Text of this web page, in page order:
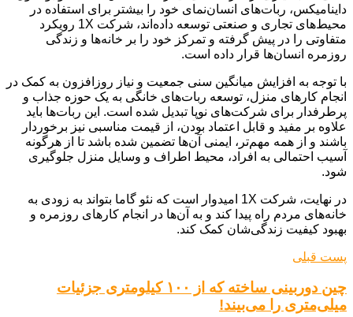
داینامیکس، ربات‌های انسان‌نمای خود را بیشتر برای استفاده در
محیط‌های تجاری و صنعتی توسعه داده‌اند، شرکت 1X رویکرد
متفاوتی را در پیش گرفته و تمرکز خود را بر خانه‌ها و زندگی
روزمره انسان‌ها قرار داده است.
با توجه به افزایش میانگین سنی جمعیت و نیاز روزافزون به کمک در
انجام کارهای منزل، توسعه ربات‌های خانگی به یک حوزه جذاب و
پرطرفدار برای شرکت‌های نوپا تبدیل شده است. این ربات‌ها باید
علاوه بر مفید و قابل اعتماد بودن، از قیمت مناسبی نیز برخوردار
باشند و از همه مهم‌تر، ایمنی آن‌ها تضمین شده باشد تا از هرگونه
آسیب احتمالی به افراد، محیط اطراف و وسایل منزل جلوگیری
شود.
در نهایت، شرکت 1X امیدوار است که نئو گاما بتواند به زودی به
خانه‌های مردم راه پیدا کند و به آن‌ها در انجام کارهای روزمره و
بهبود کیفیت زندگی‌شان کمک کند.
پست قبلی
چین دوربینی ساخته که از ۱۰۰ کیلومتری جزئیات
میلی‌متری را می‌بیند!